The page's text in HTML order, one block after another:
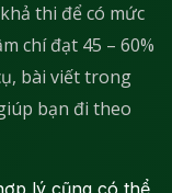
thi để có mức
chí đạt 45 – 60%
bài viết trong
bạn đi theo